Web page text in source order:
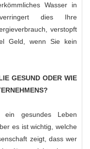
Wasser in
dies Ihre
verstopft
Geld, wenn Sie kein
GESUND ODER WIE
gesundes Leben
es ist wichtig, welche
zeigt, dass wer